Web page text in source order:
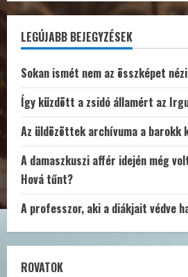
mozgalomba
lapozása
LEGÚJABB BEJEGYZÉSEK
Sokan ismét nem az összképet
Így küzdött a zsidó államért az
Az üldözöttek archívuma a barokk
A damaszkuszi affér idején még
Hová tűnt?
A professzor, aki a diákjait védve
ROVATOK